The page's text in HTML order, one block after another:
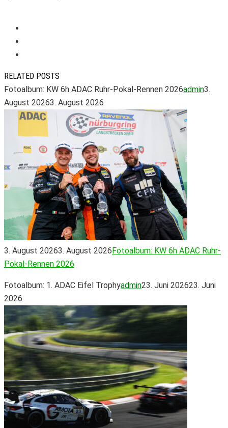
RELATED POSTS
Fotoalbum: KW 6h ADAC Ruhr-Pokal-Rennen 2026admin3.
August 20263. August 2026
3. August 20263. August 2026Fotoalbum: KW 6h ADAC Ruhr-
Pokal-Rennen 2026
Fotoalbum: 1. ADAC Eifel Trophyadmin23. Juni 202623. Juni
2026